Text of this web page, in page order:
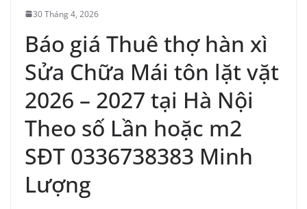
30 Tháng 4, 2026
Báo giá Thuê thợ hàn xì
Sửa Chữa Mái tôn lặt vặt
2026 – 2027 tại Hà Nội
Theo số Lần hoặc m2
SĐT 0336738383 Minh
Lượng